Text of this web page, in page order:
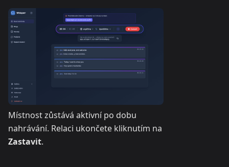
Místnost zůstává aktivní po dobu
nahrávání. Relaci ukončete kliknutím na
Zastavit.